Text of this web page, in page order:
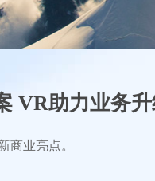
VR助力业务
商业亮点。